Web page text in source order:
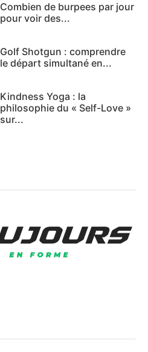
Combien de burpees par jour
pour voir des...
Golf Shotgun : comprendre
le départ simultané en...
Kindness Yoga : la
philosophie du « Self-Love »
sur...